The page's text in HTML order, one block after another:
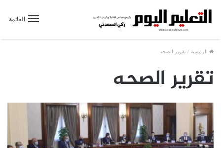
القائمة
الرئيسية / تقرير الصحه
تقرير الصحه